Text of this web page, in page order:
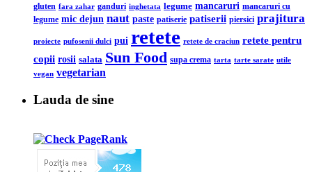
gluten fara zahar ganduri inghetata legume mancaruri mancaruri cu
legume mic dejun naut paste patiserie patiserii piersici prajitura
proiecte pufosenii dulci pui retete retete de craciun retete pentru
copii rosii salata Sun Food supa crema tarta tarte sarate utile
vegan vegetarian
Lauda de sine